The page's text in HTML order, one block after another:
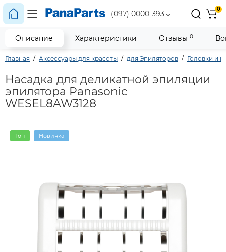
(097) 0000-393
0
Главная Аксессуары для красоты для Эпиляторов Головки и
Насадка для деликатной эпиляции
эпилятора Panasonic
WESEL8AW3128
Топ Новинка
Описание Характеристики Отзывы 0